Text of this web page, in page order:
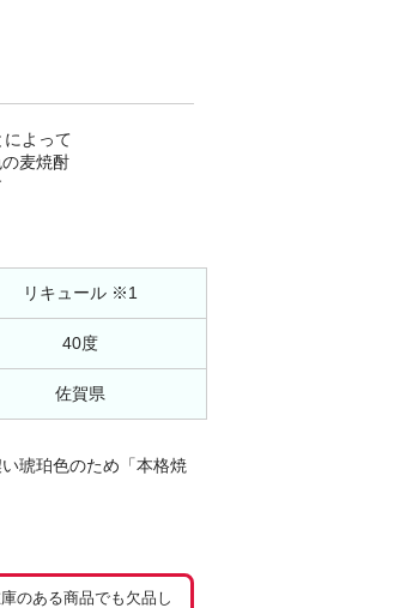
よって
麦焼酎
リキュール ※1
40度
佐賀県
琥珀色のため「本格焼
のある商品でも欠品し